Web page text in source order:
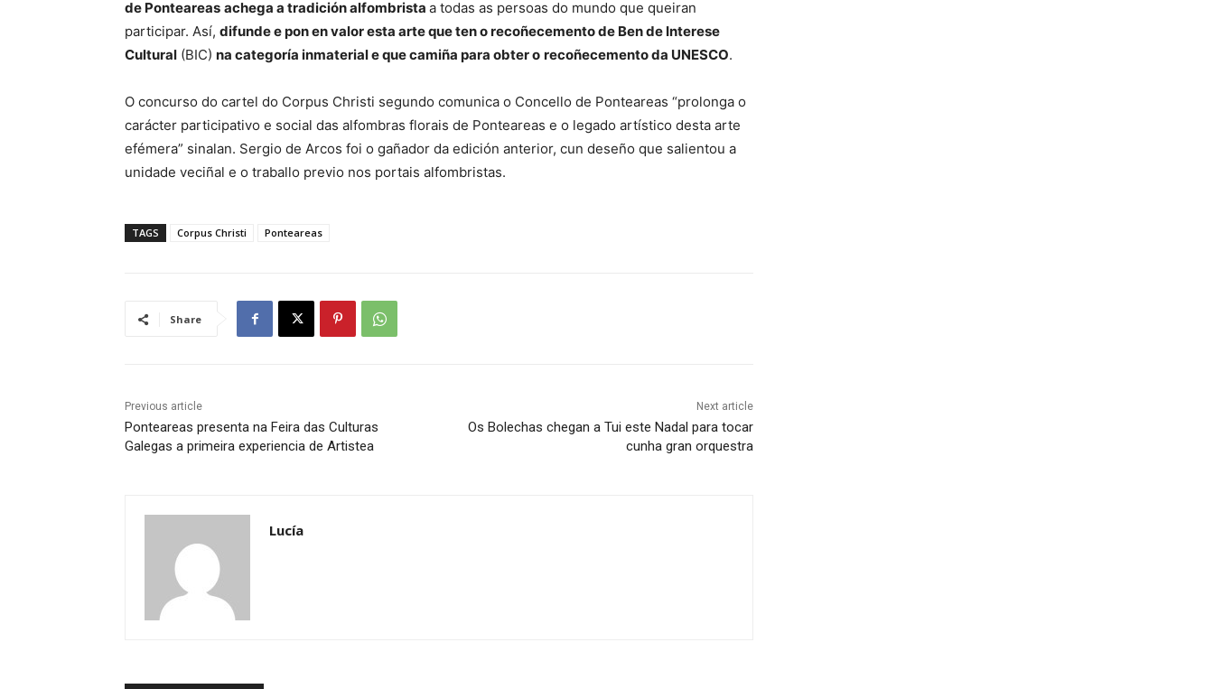
de Ponteareas achega a tradición alfombrista a todas as persoas do mundo que queiran
participar. Así, difunde e pon en valor esta arte que ten o recoñecemento de Ben de Interese
Cultural (BIC) na categoría inmaterial e que camiña para obter o recoñecemento da UNESCO.
O concurso do cartel do Corpus Christi segundo comunica o Concello de Ponteareas “prolonga o
carácter participativo e social das alfombras florais de Ponteareas e o legado artístico desta arte
efémera” sinalan. Sergio de Arcos foi o gañador da edición anterior, cun deseño que salientou a
unidade veciñal e o traballo previo nos portais alfombristas.
TAGS Corpus Christi Ponteareas
Share
Previous article
Ponteareas presenta na Feira das Culturas
Galegas a primeira experiencia de Artistea
Next article
Os Bolechas chegan a Tui este Nadal para tocar
cunha gran orquestra
Lucía